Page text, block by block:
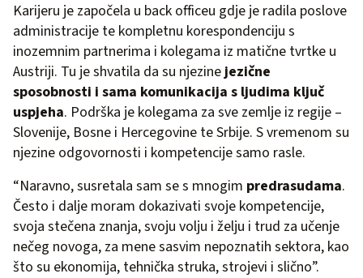
Karijeru je započela u back officeu gdje je radila poslove
administracije te kompletnu korespondenciju s
inozemnim partnerima i kolegama iz matične tvrtke u
Austriji. Tu je shvatila da su njezinejezične
sposobnosti i sama komunikacija s ljudima ključ
uspjeha. Podrška je kolegama za sve zemlje iz regije –
Slovenije, Bosne i Hercegovine te Srbije. S vremenom su
njezine odgovornosti i kompetencije samo rasle.
“Naravno, susretala sam se s mnogim predrasudama.
Često i dalje moram dokazivati svoje kompetencije,
svoja stečena znanja, svoju volju i želju i trud za učenje
nečeg novoga, za mene sasvim nepoznatih sektora, kao
što su ekonomija, tehnička struka, strojevi i slično”.